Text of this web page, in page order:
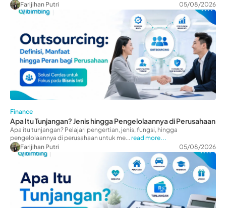
Farijihan Putri
05/08/2026
Finance
Apa Itu Tunjangan? Jenis hingga Pengelolaannya di Perusahaan
Apa itu tunjangan? Pelajari pengertian, jenis, fungsi, hingga
pengelolaannya di perusahaan untuk me...read more...
Farijihan Putri
05/08/2026